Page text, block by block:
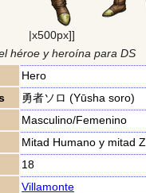
|x500px]]
héroe y heroína para DS
Hero
勇者ソロ (Yūsha soro)
Masculino/Femenino
Mitad Humano y mitad
18
Villamonte